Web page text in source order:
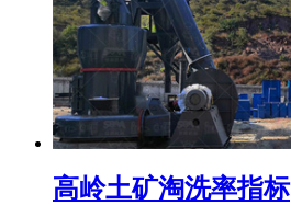
高岭土矿淘洗率指标